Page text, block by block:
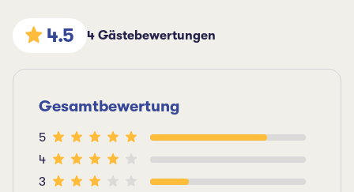
4.5 4 Gästebewertungen
Gesamtbewertung
5
4
3